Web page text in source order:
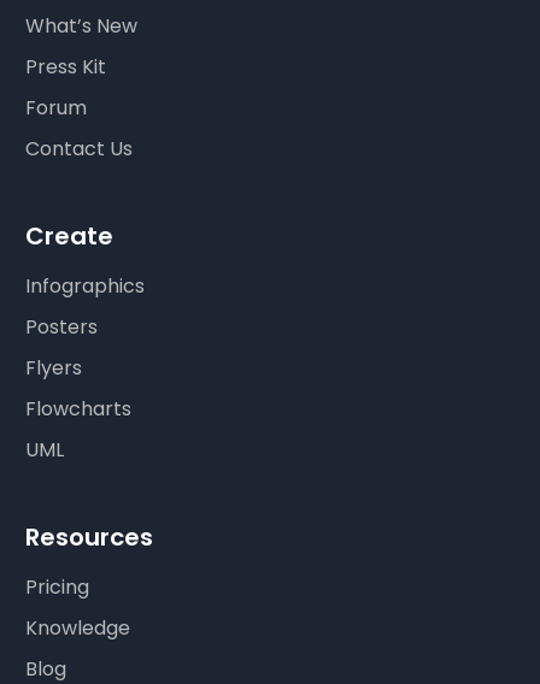
What’s New
Press Kit
Forum
Contact Us
Create
Infographics
Posters
Flyers
Flowcharts
UML
Resources
Pricing
Knowledge
Blog